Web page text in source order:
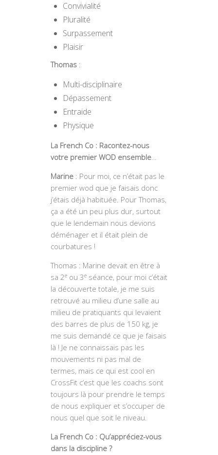
Convivialité
Pluralité
Surpassement
Plaisir
Thomas :
Multi-disciplinaire
Dépassement
Entraide
Physique
La French Co : Racontez-nous
votre premier WOD ensemble…
Marine : Pour moi, ce n’était pas le
premier wod que je faisais donc
j’étais déjà habituée. Pour Thomas,
ça a été un peu plus dur, surtout
que le lendemain nous devions
déménager et il était plein de
courbatures !
Thomas : Marine devait en être à
sa 2e ou 3e séance, pour moi c’était
la découverte totale, je me suis
retrouvé au milieu d’une salle au
milieu de pratiquants qui levaient
des barres de plus de 150 kg, je
me suis demandé ce que je faisais
là ! Je ne connaissais pas les
mouvements ni pas mal de
termes, mais ce qui est cool en
CrossFit c’est que les coachs sont
toujours là pour prendre le temps
de nous expliquer et s’occuper de
nous quel que soit le niveau.
La French Co : Qu’appréciez-vous
dans la discipline ?